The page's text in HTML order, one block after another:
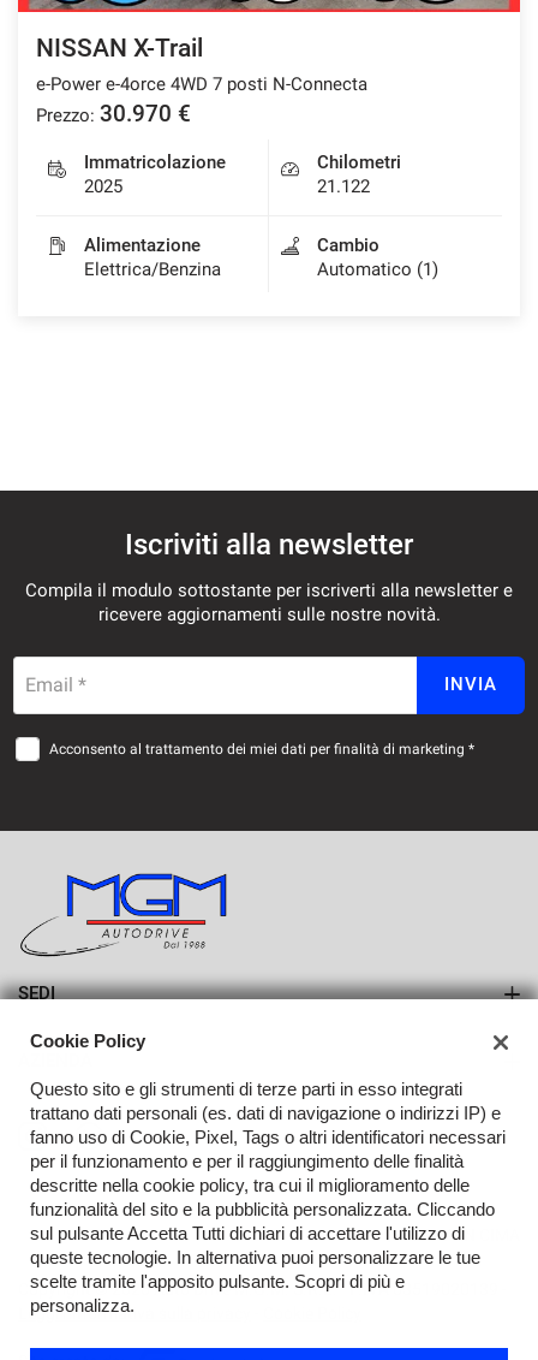
NISSAN X-Trail
e-Power e-4orce 4WD 7 posti N-Connecta
Prezzo: 30.970 €
Immatricolazione
2025
Chilometri
21.122
Alimentazione
Elettrica/Benzina
Cambio
Automatico (1)
Iscriviti alla newsletter
Compila il modulo sottostante per iscriverti alla newsletter e
ricevere aggiornamenti sulle nostre novità.
Email * INVIA
Acconsento al trattamento dei miei dati per finalità di marketing *
SEDI
Azienda
Contatti
TORNA IN CIMA
Copyright © 2026 Auto Drive M.G.M. S.R.L. - P.IVA 03519020139 -
Leggi l'informativa sulla privacy
Cookie Policy
Questo sito e gli strumenti di terze parti in esso integrati
trattano dati personali (es. dati di navigazione o indirizzi IP) e
fanno uso di Cookie, Pixel, Tags o altri identificatori necessari
per il funzionamento e per il raggiungimento delle finalità
descritte nella cookie policy, tra cui il miglioramento delle
funzionalità del sito e la pubblicità personalizzata. Cliccando
sul pulsante Accetta Tutti dichiari di accettare l'utilizzo di
queste tecnologie. In alternativa puoi personalizzare le tue
scelte tramite l'apposito pulsante. Scopri di più e
personalizza.